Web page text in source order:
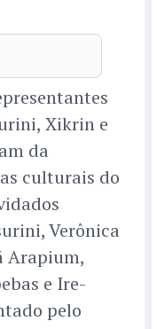
Xikrin e
da
culturais do
Verônica
Arapium,
e Ire-
pelo